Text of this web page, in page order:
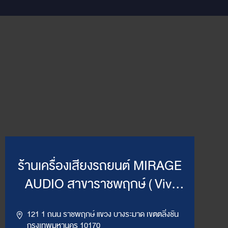
ร้านเครื่องเสียงรถยนต์ MIRAGE
AUDIO สาขาราชพฤกษ์ ( Vivi
121 1 ถนน ราชพฤกษ์ แขวง บางระมาด เขตตลิ่งชัน
กรุงเทพมหานคร 10170